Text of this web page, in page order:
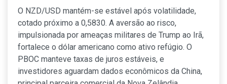
O NZD/USD mantém-se estável após volatilidade,
cotado próximo a 0,5830. A aversão ao risco,
impulsionada por ameaças militares de Trump ao Irã,
fortalece o dólar americano como ativo refúgio. O
PBOC manteve taxas de juros estáveis, e
investidores aguardam dados econômicos da China,